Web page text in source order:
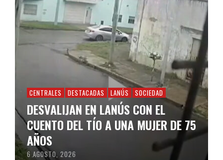
CENTRALES DESTACADAS LANÚS SOCIEDAD
DESVALIJAN EN LANÚS CON EL
CUENTO DEL TÍO A UNA MUJER DE 75
AÑOS
6 AGOSTO, 2026